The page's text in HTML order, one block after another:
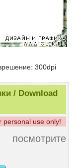
300dpi
/ Download
personal use only!